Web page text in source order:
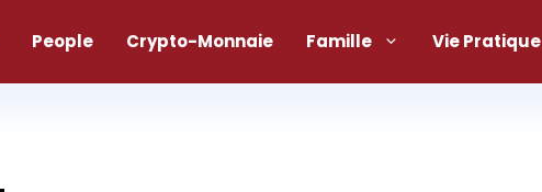
People Crypto-Monnaie Famille Vie Pratique